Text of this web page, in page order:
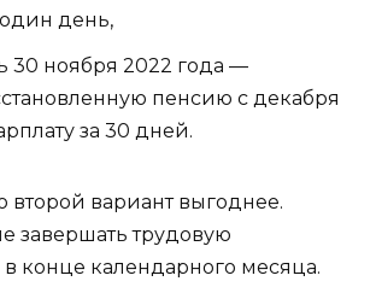
один день,
30 ноября 2022 года —
пенсию с декабря
за 30 дней.
второй вариант выгоднее.
завершать трудовую
в конце календарного месяца.